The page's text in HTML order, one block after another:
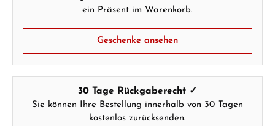
ein Präsent im Warenkorb.
Geschenke ansehen
30 Tage Rückgaberecht ✓
Sie können Ihre Bestellung innerhalb von 30 Tagen
kostenlos zurücksenden.